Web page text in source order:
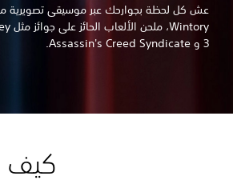
3 و Assassin's Creed Syndicate.
كيف